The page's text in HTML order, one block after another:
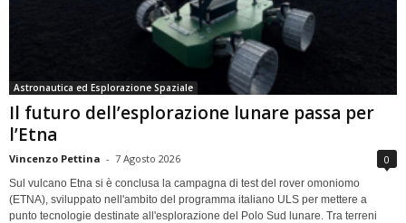
Astronautica ed Esplorazione Spaziale
Il futuro dell’esplorazione lunare passa per
l’Etna
Vincenzo Pettina - 7 Agosto 2026 0
Sul vulcano Etna si è conclusa la campagna di test del rover omoniomo
(ETNA), sviluppato nell'ambito del programma italiano ULS per mettere a
punto tecnologie destinate all'esplorazione del Polo Sud lunare. Tra terreni